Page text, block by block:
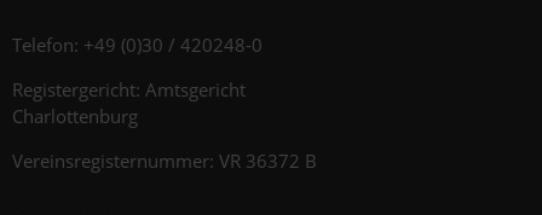
Telefon: +49 (0)30 / 420248-0
Registergericht: Amtsgericht
Charlottenburg
Vereinsregisternummer: VR 36372 B